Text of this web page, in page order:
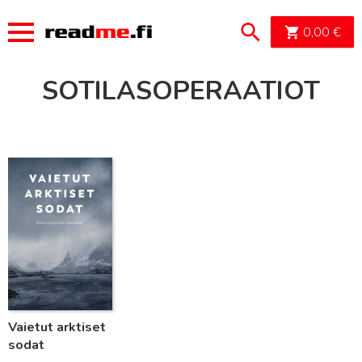
0,00 €
SOTILASOPERAATIOT
Vaietut arktiset
sodat
Lue lisää